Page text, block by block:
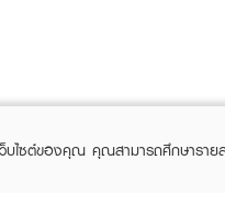
ว็บไซต์ของคุณ คุณสามารถศึกษารายล